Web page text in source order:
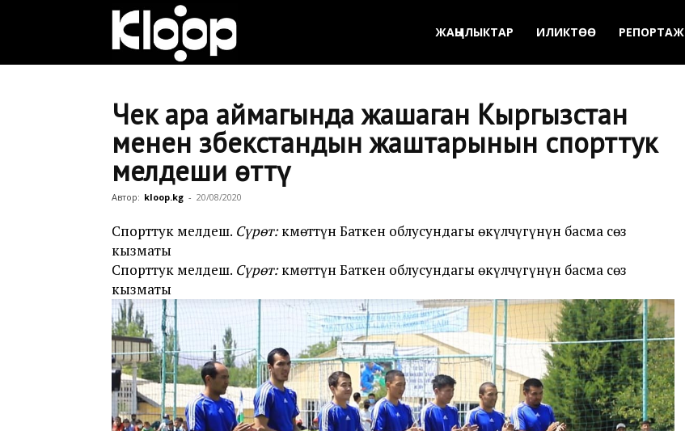
Кыргызстан
ЖАҢЫЛЫКТАР ИЛИКТӨӨ РЕПОРТАЖ
Чек ара аймагында жашаган Кыргызстан
менен Өзбекстандын жаштарынын спорттук
мелдеши өттү
Автор: kloop.kg - 20/08/2020
Спорттук мелдеш. Сүрөт:Өкмөттүн Баткен облусундагы өкүлчүгүнүн басма сөз
кызматы
Спорттук мелдеш. Сүрөт:Өкмөттүн Баткен облусундагы өкүлчүгүнүн басма сөз
кызматы